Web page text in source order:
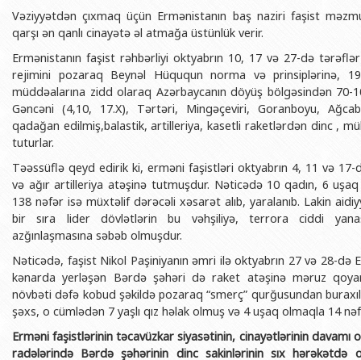
Vəziyyətdən çıxmaq üçün Ermənistanın baş naziri faşist
qarşı ən qanlı cinayətə əl atmağa üstünlük verir.
Ermənistanın faşist rəhbərliyi oktyabrın 10, 17 və 27-də
rejimini pozaraq Beynəl Hüququn norma və prinsiplərinə,
müddəalarına zidd olaraq Azərbaycanın döyüş bölgəsindən
Gəncəni (4,10, 17.X), Tərtəri, Mingəçeviri, Goranboyu,
qadağan edilmiş,balastik, artilleriya, kasetli raketlərdən dinc ,
tuturlar.
Təəssüflə qeyd edirik ki, erməni faşistləri oktyabrın 4, 11 və 17-
və ağır artilleriya atəşinə tutmuşdur. Nəticədə 10 qadın, 6
138 nəfər isə müxtəlif dərəcəli xəsarət alıb, yaralanıb. Lakin
bir sıra lider dövlətlərin bu vəhşiliyə, terrora ciddi
azğınlaşmasına səbəb olmuşdur.
Nəticədə, faşist Nikol Paşiniyanın əmri ilə oktyabrın 27 və 28-də
kənarda yerləşən Bərdə şəhəri də raket atəşinə məruz
növbəti dəfə kobud şəkildə pozaraq “smerç” qurğusundan
şəxs, o cümlədən 7 yaşlı qız həlak olmuş və 4 uşaq olmaqla 14
Erməni faşistlərinin təcavüzkar siyasətinin, cinayətlərinin davamı
radələrində Bərdə şəhərinin dinc sakinlərinin sıx